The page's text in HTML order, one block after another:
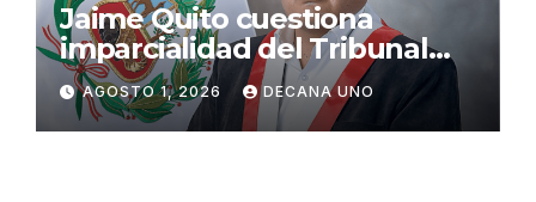
Jaime Quito cuestiona
imparcialidad del Tribunal
Constitucional tras liberación
de Ollanta Humala
AGOSTO 1, 2026 DECANA UNO